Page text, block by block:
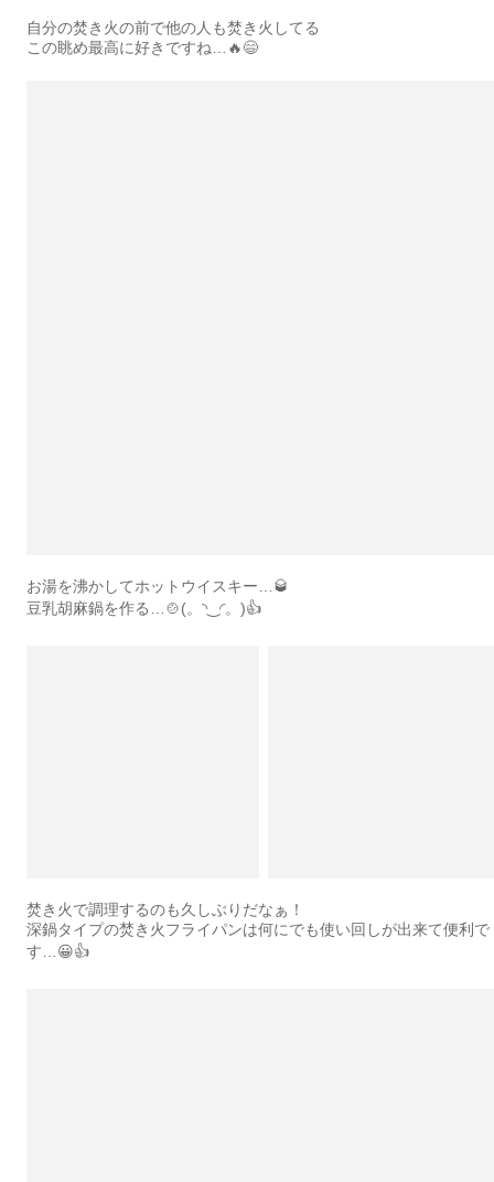
自分の焚き火の前で他の人も焚き火してる
この眺め最高に好きですね…🔥😄
お湯を沸かしてホットウイスキー…🥃
豆乳胡麻鍋を作る…🍲(。◝‿◜。)👍
焚き火で調理するのも久しぶりだなぁ！
深鍋タイプの焚き火フライパンは何にでも使い回しが出来て便利で
す…😀👍